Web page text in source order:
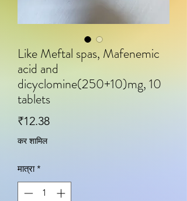
Like Meftal spas, Mafenemic
acid and
dicyclomine(250+10)mg, 10
tablets
₹12.38मूल्य
कर शामिल
मात्रा *